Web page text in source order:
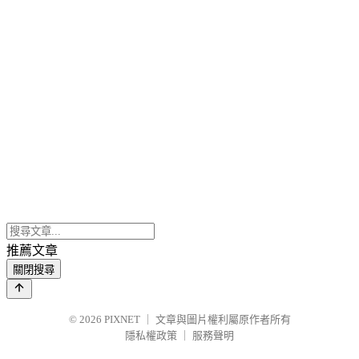
推薦文章
關閉搜尋
© 2026 PIXNET
文章與圖片權利屬原作者所有
隱私權政策
服務聲明